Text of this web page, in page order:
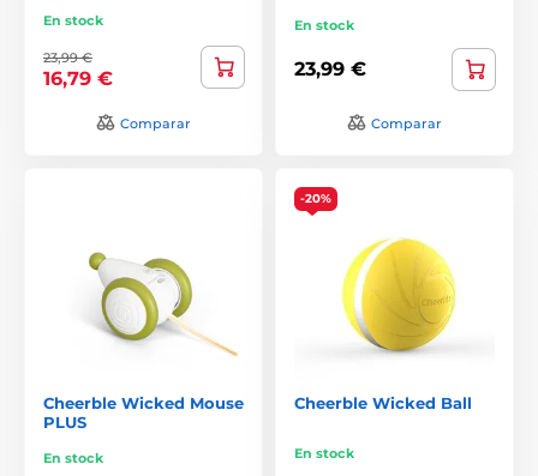
En stock
23,99 €
16,79 €
Comparar
En stock
23,99 €
Comparar
Cheerble Wicked Mouse
PLUS
En stock
-20%
Cheerble Wicked Ball
En stock